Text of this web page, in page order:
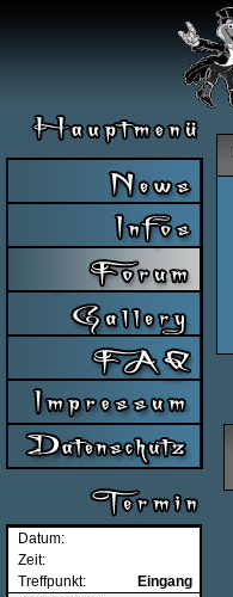
Datum:
Zeit:
Treffpunkt:
Eingang